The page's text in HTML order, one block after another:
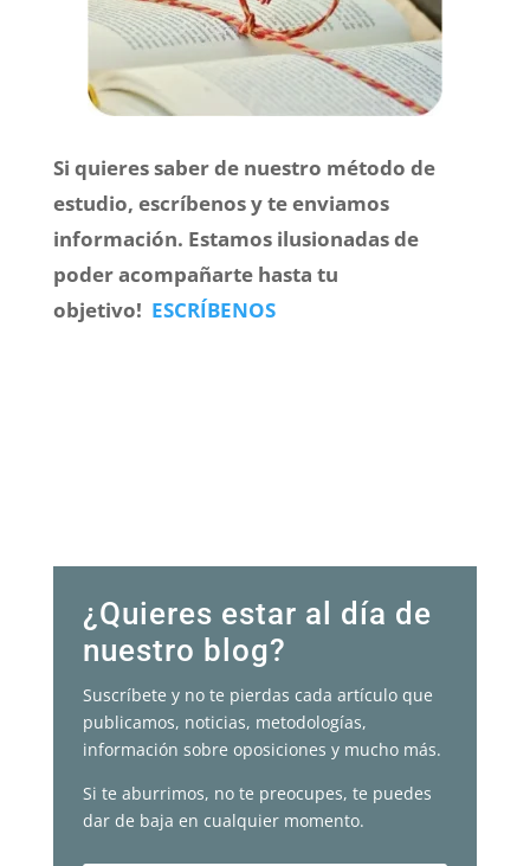
Si quieres saber de nuestro método de
estudio, escríbenos y te enviamos
información. Estamos ilusionadas de
poder acompañarte hasta tu
objetivo! ESCRÍBENOS
¿Quieres estar al día de
nuestro blog?
Suscríbete y no te pierdas cada artículo que
publicamos, noticias, metodologías,
información sobre oposiciones y mucho más.
Si te aburrimos, no te preocupes, te puedes
dar de baja en cualquier momento.